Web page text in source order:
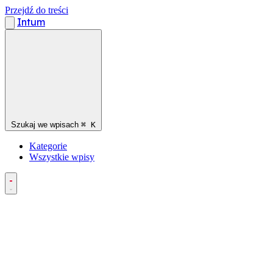
Przejdź do treści
Intum
Szukaj we wpisach ⌘ K
Kategorie
Wszystkie wpisy